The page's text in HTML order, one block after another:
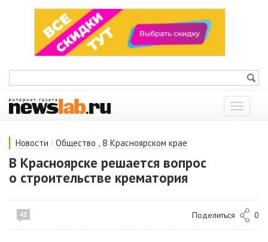
Показать
меню
Новости / Общество , В Красноярском крае
В Красноярске решается вопрос
о строительстве крематория
42 Поделиться 0